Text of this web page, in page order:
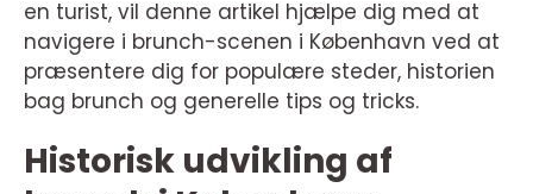
en turist, vil denne artikel hjælpe dig med at
navigere i brunch-scenen i København ved at
præsentere dig for populære steder, historien
bag brunch og generelle tips og tricks.
Historisk udvikling af